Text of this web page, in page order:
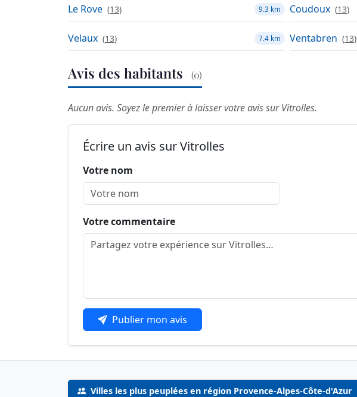
Le Rove (13) 9.3 km Coudoux (13)
Velaux (13) 7.4 km Ventabren (13)
Avis des habitants (0)
Aucun avis. Soyez le premier à laisser votre avis sur Vitrolles.
Écrire un avis sur Vitrolles
Votre nom
Votre commentaire
Publier mon avis
Villes les plus peuplées en région Provence-Alpes-Côte-d'Azur